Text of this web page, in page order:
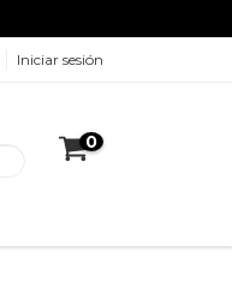
Iniciar sesión
0